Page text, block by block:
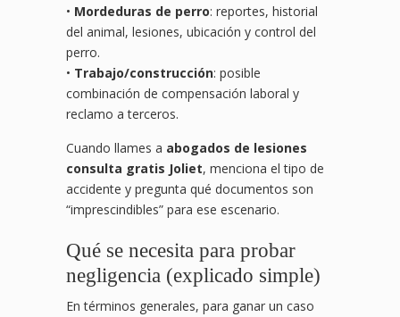
• Mordeduras de perro: reportes, historial
del animal, lesiones, ubicación y control del
perro.
• Trabajo/construcción: posible
combinación de compensación laboral y
reclamo a terceros.
Cuando llames a abogados de lesiones
consulta gratis Joliet, menciona el tipo de
accidente y pregunta qué documentos son
“imprescindibles” para ese escenario.
Qué se necesita para probar
negligencia (explicado simple)
En términos generales, para ganar un caso